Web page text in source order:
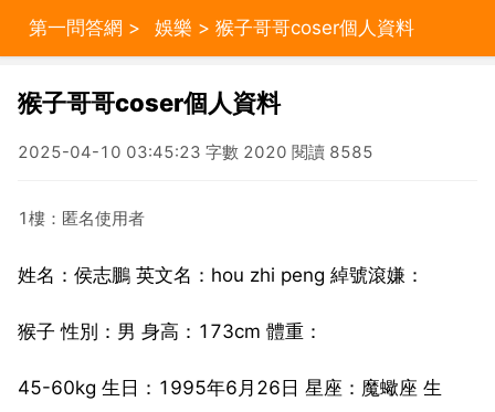
第一問答網 > 娛樂 > 猴子哥哥coser個人資料
猴子哥哥coser個人資料
2025-04-10 03:45:23 字數 2020 閱讀 8585
1樓：匿名使用者
姓名：侯志鵬 英文名：hou zhi peng 綽號滾嫌：
猴子 性別：男 身高：173cm 體重：
45-60kg 生日：1995年6月26日 星座：魔蠍座 生